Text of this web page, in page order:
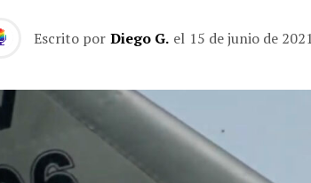
Escrito por Diego G. el 15 de junio de 2021